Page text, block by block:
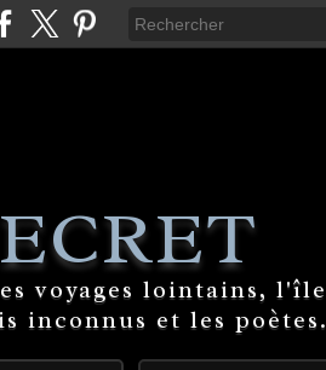
voyages lointains, l'île
inconnus et les poètes.